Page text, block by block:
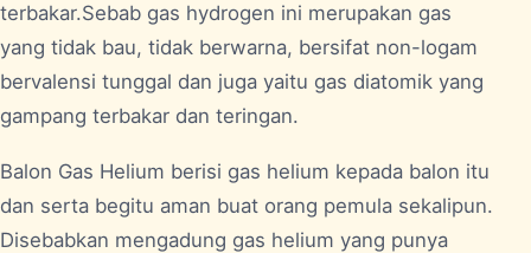
terbakar.Sebab gas hydrogen ini merupakan gas
yang tidak bau, tidak berwarna, bersifat non-logam
bervalensi tunggal dan juga yaitu gas diatomik yang
gampang terbakar dan teringan.
Balon Gas Helium berisi gas helium kepada balon itu
dan serta begitu aman buat orang pemula sekalipun.
Disebabkan mengadung gas helium yang punya